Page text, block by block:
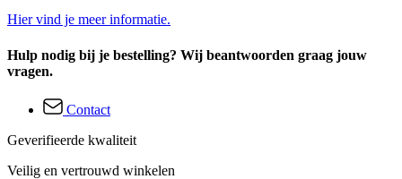
Hier vind je meer informatie.
Hulp nodig bij je bestelling? Wij beantwoorden graag jouw
vragen.
Contact
Geverifieerde kwaliteit
Veilig en vertrouwd winkelen